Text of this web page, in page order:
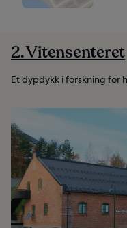
2. Vitensenteret
Et dypdykk i forskning for